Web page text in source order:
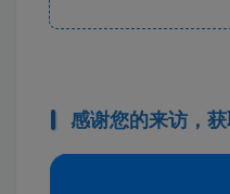
感谢您的来访，